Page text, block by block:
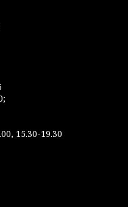
15.30-19.30